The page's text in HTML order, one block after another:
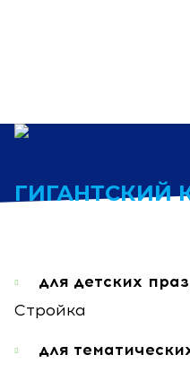
ГИГАНТСКИЙ
для детских
Стройка
для